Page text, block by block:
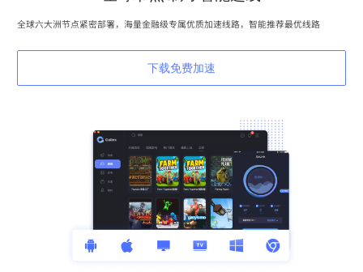
全球六大洲节点紧密部署，海量金融级专属优质加速线路，智能推荐最优线路
下载免费加速